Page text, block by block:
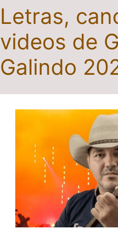
Letras,
videos de
Galindo